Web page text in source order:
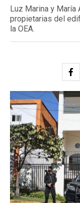
Luz Marina y María
propietarias del
la OEA.